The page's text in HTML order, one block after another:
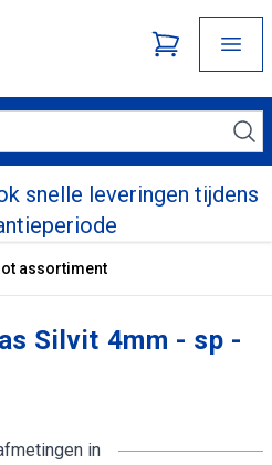
snelle leveringen tijdens
Onze unieke verkoopargumenten
assortiment
Silvit 4mm - sp -
in